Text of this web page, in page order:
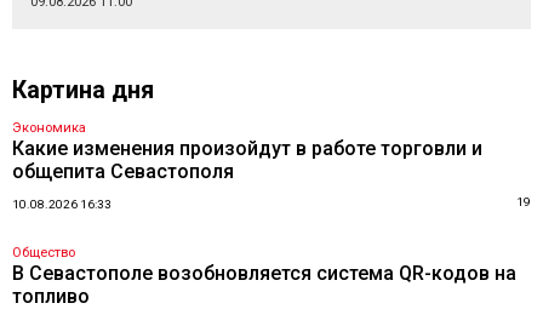
Картина дня
Экономика
Какие изменения произойдут в работе торговли и
общепита Севастополя
10.08.2026 16:33 19
Общество
В Севастополе возобновляется система QR-кодов на
топливо